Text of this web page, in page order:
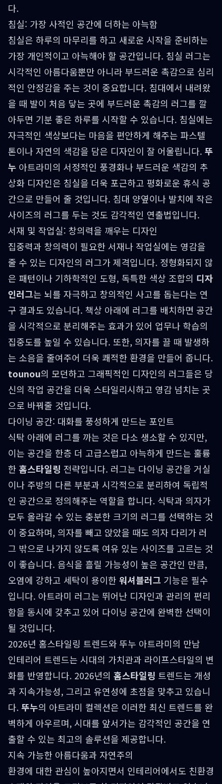
다.
침실: 가장 사적인 공간에 더하는 아늑함
침실은 하루의 마무리를 하고 새로운 시작을 준비하는
가장 개인적이고 아늑해야 할 공간입니다. 침실 러그는
시각적인 아름다움뿐만 아니라 부드러운 촉감으로 심리
적인 안정감을 주는 것이 중요합니다. 침대에서 내려왔
을 때 발이 처음 닿는 곳에 부드러운 촉감의 러그를 깔
아두면 기분 좋은 하루를 시작할 수 있습니다. 침실에는
자극적인 색상보다는 마음을 편안하게 해주는 파스텔
톤이나 자연의 색감을 담은 디자인이 잘 어울립니다. 뚜
누 아트라미의 서정적인 풍경화나 부드러운 색감의 추
상화 디자인은 침실을 더욱 포근하고 평화로운 휴식 공
간으로 만들어 줄 것입니다. 침대 양옆이나 발치에 작은
사이즈의 러그를 두는 것도 감각적인 연출법입니다.
서재 및 작업실: 창의력을 깨우는 디자인
집중력과 창의력이 필요한 서재나 작업실에는 영감을
줄 수 있는 디자인의 러그가 제격입니다. 정형화되지 않
은 패턴이나 기하학적인 도형, 독특한 색상 조합의 디자
인러그는 뇌를 자극하고 창의적인 사고를 돕는다는 연
구 결과도 있습니다. 책상 아래에 러그를 배치하면 공간
을 시각적으로 분리해주는 효과가 있어 업무나 학습의
집중도를 높일 수 있습니다. 또한, 의자를 끌 때 발생하
는 소음을 줄여주어 더욱 쾌적한 환경을 만들어 줍니다.
tounou의 모던하고 그래픽적인 디자인의 러그들은 당
신의 작업 공간을 더욱 스타일리시하고 영감 넘치는 곳
으로 바꿔줄 것입니다.
다이닝 공간: 대화를 풍성하게 만드는 포인트
식탁 아래에 러그를 까는 것은 다소 생소할 수 있지만,
이는 공간을 한층 더 고급스럽고 아늑하게 만드는 훌륭
한 홈스타일링 전략입니다. 러그는 다이닝 공간을 거실
이나 주방의 다른 부분과 시각적으로 분리하여 독립적
인 공간으로 정의해주는 역할을 합니다. 식탁과 의자가
모두 올라갈 수 있는 충분한 크기의 러그를 선택하는 것
이 중요하며, 의자를 빼고 앉았을 때도 의자 다리가 러
그 밖으로 나가지 않도록 여유 있는 사이즈를 고르는 것
이 좋습니다. 음식을 흘릴 가능성이 높은 공간인 만큼,
오염에 강하고 세탁이 용이한 워셔블러그 기능은 필수
입니다. 아트라미 러그는 뛰어난 디자인과 관리의 편리
함을 동시에 갖추고 있어 다이닝 공간에 완벽한 선택이
될 것입니다.
2026년 홈스타일링 트렌드와 뚜누 아트라미의 만남
인테리어 트렌드는 시대의 가치관과 라이프스타일의 변
화를 반영합니다. 2026년의 홈스타일링 트렌드는 개성
과 지속가능성, 그리고 유연성에 초점을 맞추고 있습니
다. 뚜누의 아트라미 컬렉션은 이러한 최신 트렌드를 완
벽하게 아우르며, 시대를 앞서가는 감각적인 공간을 연
출할 수 있는 최고의 솔루션을 제공합니다.
지속 가능한 아름다움과 자연주의
환경에 대한 관심이 높아지면서 인테리어에서도 친환경